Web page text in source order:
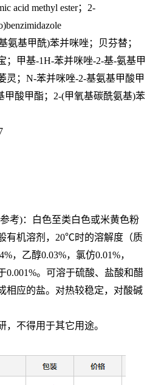
acid methyl ester；2-
氨基甲酰)苯并咪唑；贝芬替；
；甲基-1H-苯并咪唑-2-基-氨基甲
灵；N-苯并咪唑-2-基氨基甲酸甲
甲酸甲酯；2-(甲氧基碳酰氨基)苯
考)：白色至类白色或米黄色粉
有机溶剂，20℃时的溶解度（质
，乙醇0.03%，氯仿0.01%，
0.001%。可溶于硫酸、盐酸和醋
相应的盐。对热较稳定，对酸碱
，不得用于其它用途。